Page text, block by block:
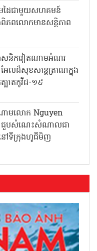
ដៃជាមួយសហគមន៍
ពិភពលោកមានសន្តិភាព
ាសនិកវៀតណាមអំណរ
លដ៏សុខសាន្តត្រាណក្នុង
ត្បាតកូវីដ-១៩
ណាមលោក Nguyen
ជួបសំណេះសំណាលជា
នៅទីក្រុងហូជីមិញ